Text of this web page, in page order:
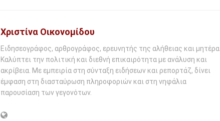
Χριστίνα Οικονομίδου
Ειδησεογράφος, αρθρογράφος, ερευνητής της αλήθειας και μητέρα.
Καλύπτει την πολιτική και διεθνή επικαιρότητα με ανάλυση και
ακρίβεια. Με εμπειρία στη σύνταξη ειδήσεων και ρεπορτάζ, δίνει
έμφαση στη διασταύρωση πληροφοριών και στη νηφάλια
παρουσίαση των γεγονότων.